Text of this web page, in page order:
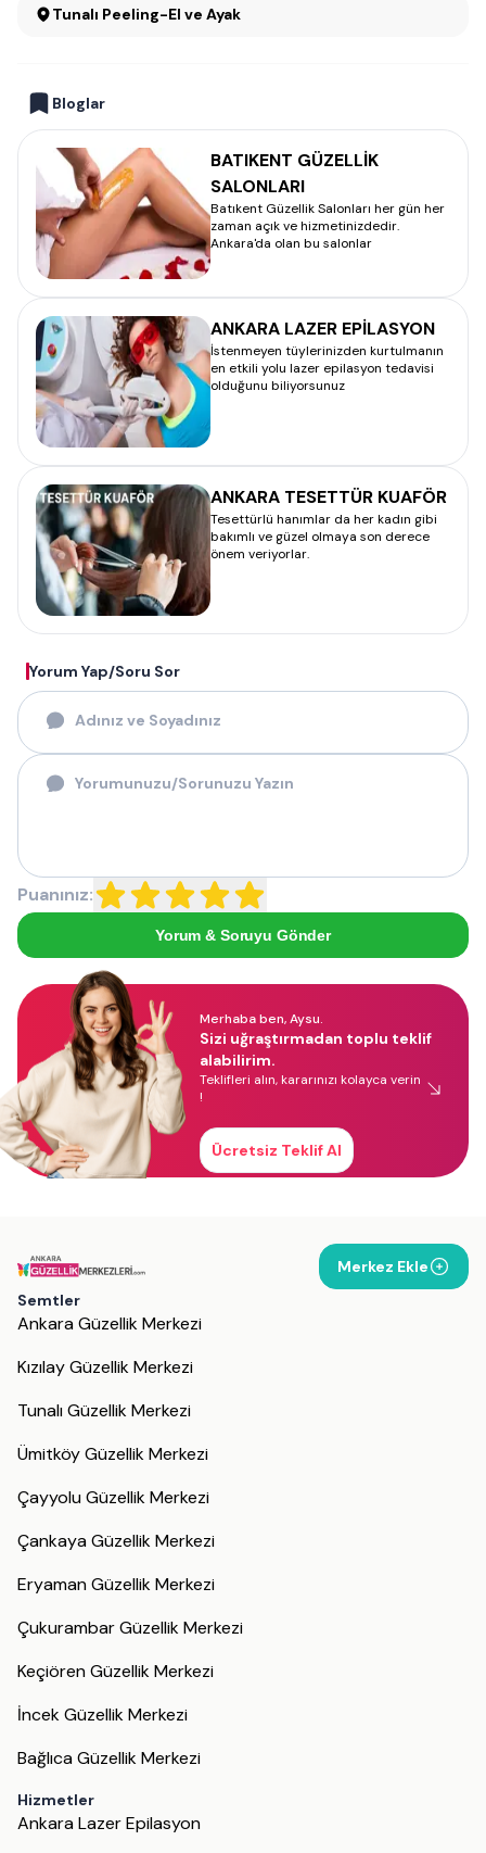
Tunalı Peeling-El ve Ayak
Bloglar
BATIKENT GÜZELLİK
SALONLARI
Batıkent Güzellik Salonları her gün her
zaman açık ve hizmetinizdedir.
Ankara'da olan bu salonlar
ANKARA LAZER EPİLASYON
İstenmeyen tüylerinizden kurtulmanın
en etkili yolu lazer epilasyon tedavisi
olduğunu biliyorsunuz
ANKARA TESETTÜR KUAFÖR
Tesettürlü hanımlar da her kadın gibi
bakımlı ve güzel olmaya son derece
önem veriyorlar.
Yorum Yap/Soru Sor
Puanınız:
Yorum & Soruyu Gönder
Merhaba ben, Aysu.
Sizi uğraştırmadan toplu teklif
alabilirim.
Teklifleri alın, kararınızı kolayca verin
!
Ücretsiz Teklif Al
Merkez Ekle
Semtler
Ankara Güzellik Merkezi
Kızılay Güzellik Merkezi
Tunalı Güzellik Merkezi
Ümitköy Güzellik Merkezi
Çayyolu Güzellik Merkezi
Çankaya Güzellik Merkezi
Eryaman Güzellik Merkezi
Çukurambar Güzellik Merkezi
Keçiören Güzellik Merkezi
İncek Güzellik Merkezi
Bağlıca Güzellik Merkezi
Hizmetler
Ankara Lazer Epilasyon